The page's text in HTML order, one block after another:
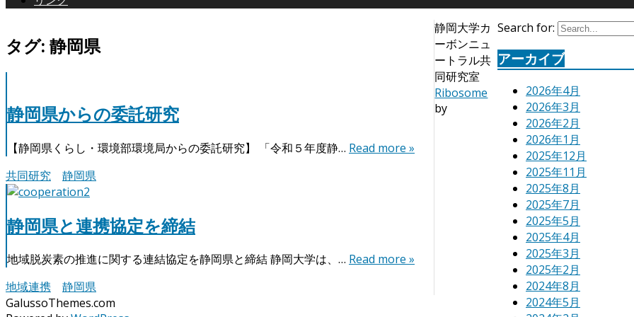
タグ: 静岡県
静岡県からの委託研究
【静岡県くらし・環境部環境局からの委託研究】 「令和５年度静… Read more »
共同研究
静岡県
静岡県と連携協定を締結
地域脱炭素の推進に関する連結協定を静岡県と締結 静岡大学は、… Read more »
地域連携
静岡県
Search for:
アーカイブ
2026年4月
2026年3月
2026年2月
2026年1月
2025年12月
2025年11月
2025年8月
2025年7月
2025年5月
2025年4月
2025年3月
2025年2月
2024年8月
2024年5月
静岡大学カ
ーボンニュ
ートラル共
同研究室
Ribosome
by
GalussoThemes.com